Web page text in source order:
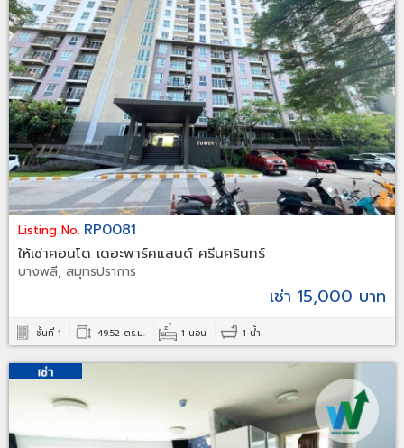
Listing No. RP0081
ให้เช่าคอนโด เดอะพาร์คแลนด์ ศรีนครินทร์
บางพลี, สมุทรปราการ
เช่า 15,000 บาท
ชั้นที่ 1 49.52 ตร.ม. 1 นอน 1 น้ำ